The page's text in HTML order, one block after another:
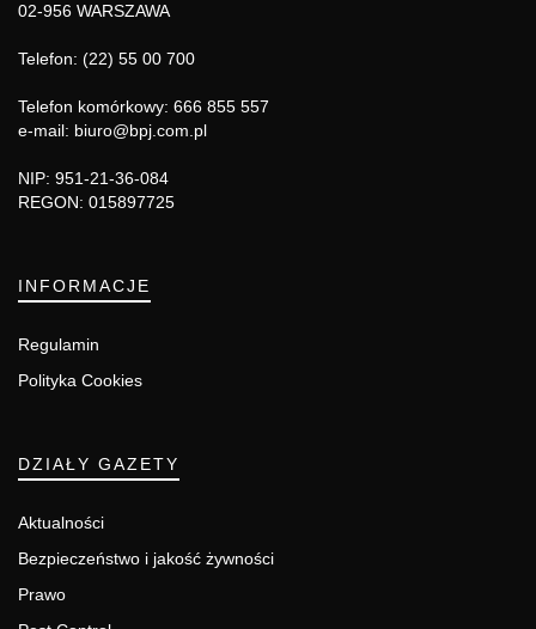
02-956 WARSZAWA
Telefon: (22) 55 00 700
Telefon komórkowy: 666 855 557
e-mail: biuro@bpj.com.pl
NIP: 951-21-36-084
REGON: 015897725
INFORMACJE
Regulamin
Polityka Cookies
DZIAŁY GAZETY
Aktualności
Bezpieczeństwo i jakość żywności
Prawo